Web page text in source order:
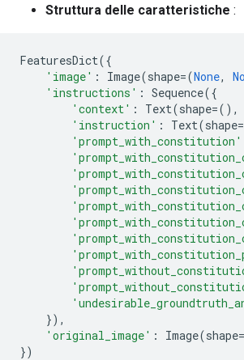
Struttura delle caratteristiche :
FeaturesDict({
'image' : Image(shape=(None,
'instructions' : Sequence({
'context' : Text(shape=(),
'instruction' : Text(shape=
'prompt_with_constitution'
}),
'original_image' : Image(shape=
})